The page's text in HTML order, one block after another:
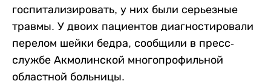
госпитализировать, у них были серьезные
травмы. У двоих пациентов диагностировали
перелом шейки бедра, сообщили в пресс-
службе Акмолинской многопрофильной
областной больницы.